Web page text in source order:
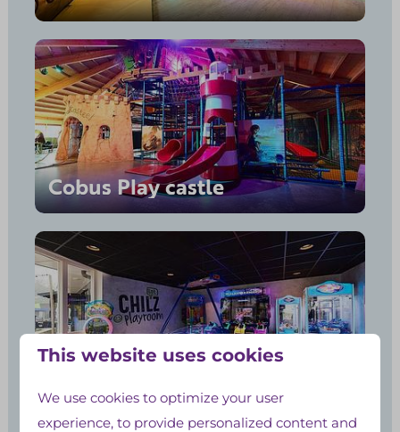
Cobus Play castle
This website uses cookies
We use cookies to optimize your user
experience, to provide personalized content and